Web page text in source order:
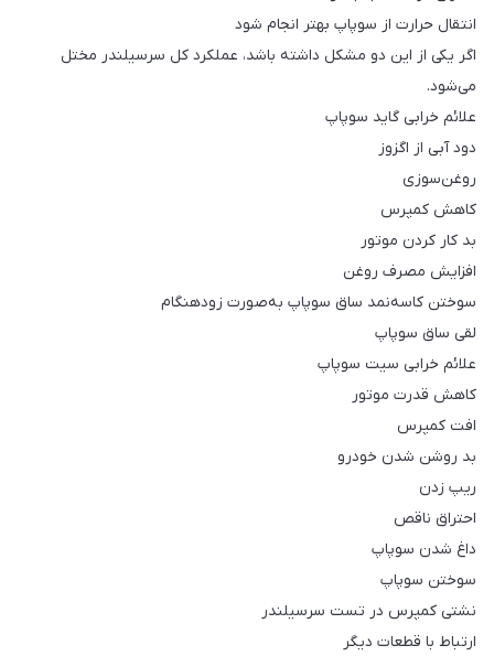
انتقال حرارت از سوپاپ بهتر انجام شود
اگر یکی از این دو مشکل داشته باشد، عملکرد کل سرسیلندر مختل
می‌شود.
علائم خرابی گاید سوپاپ
دود آبی از اگزوز
روغن‌سوزی
کاهش کمپرس
بد کار کردن موتور
افزایش مصرف روغن
سوختن کاسه‌نمد ساق سوپاپ به‌صورت زودهنگام
لقی ساق سوپاپ
علائم خرابی سیت سوپاپ
کاهش قدرت موتور
افت کمپرس
بد روشن شدن خودرو
ریپ زدن
احتراق ناقص
داغ شدن سوپاپ
سوختن سوپاپ
نشتی کمپرس در تست سرسیلندر
ارتباط با قطعات دیگر